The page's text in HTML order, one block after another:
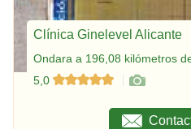
Clínica Ginelevel Alicante
Ondara a 196,08 kilómetros
5,0